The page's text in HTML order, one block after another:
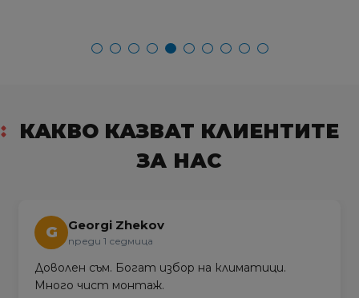
КАКВО КАЗВАТ КЛИЕНТИТЕ
ЗА НАС
G Georgi Zhekov
преди 1 седмица
Доволен съм. Богат избор на климатици.
Много чист монтаж.